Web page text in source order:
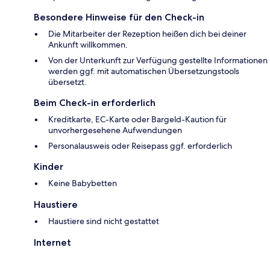
Besondere Hinweise für den Check-in
Die Mitarbeiter der Rezeption heißen dich bei deiner
Ankunft willkommen.
Von der Unterkunft zur Verfügung gestellte Informationen
werden ggf. mit automatischen Übersetzungstools
übersetzt.
Beim Check-in erforderlich
Kreditkarte, EC-Karte oder Bargeld-Kaution für
unvorhergesehene Aufwendungen
Personalausweis oder Reisepass ggf. erforderlich
Kinder
Keine Babybetten
Haustiere
Haustiere sind nicht gestattet
Internet